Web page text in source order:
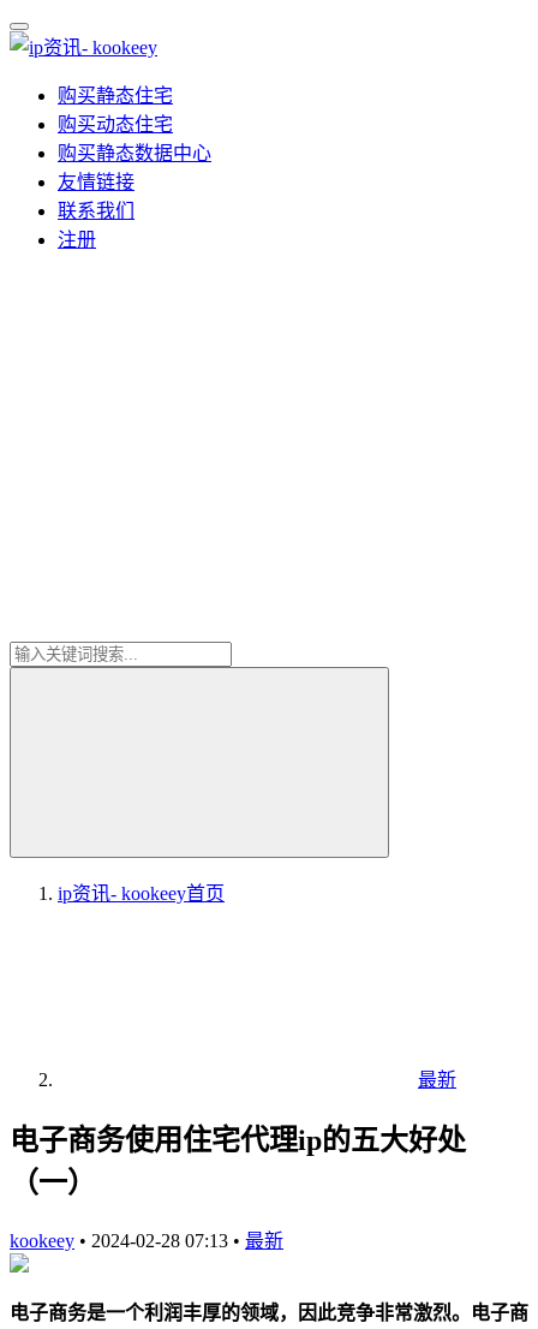
购买静态住宅
购买动态住宅
购买静态数据中心
友情链接
联系我们
注册
ip资讯- kookeey首页
最新
电子商务使用住宅代理ip的五大好处
（一）
kookeey • 2024-02-28 07:13 • 最新
电子商务是一个利润丰厚的领域，因此竞争非常激烈。电子商